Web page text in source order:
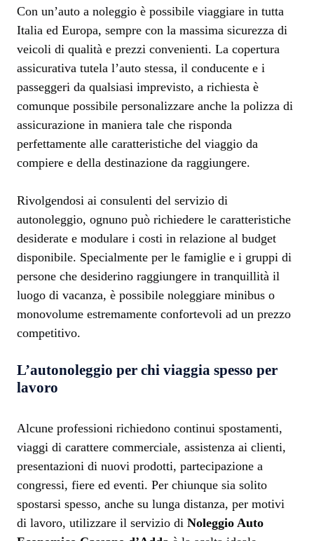
Con un’auto a noleggio è possibile viaggiare in tutta
Italia ed Europa, sempre con la massima sicurezza di
veicoli di qualità e prezzi convenienti. La copertura
assicurativa tutela l’auto stessa, il conducente e i
passeggeri da qualsiasi imprevisto, a richiesta è
comunque possibile personalizzare anche la polizza di
assicurazione in maniera tale che risponda
perfettamente alle caratteristiche del viaggio da
compiere e della destinazione da raggiungere.
Rivolgendosi ai consulenti del servizio di
autonoleggio, ognuno può richiedere le caratteristiche
desiderate e modulare i costi in relazione al budget
disponibile. Specialmente per le famiglie e i gruppi di
persone che desiderino raggiungere in tranquillità il
luogo di vacanza, è possibile noleggiare minibus o
monovolume estremamente confortevoli ad un prezzo
competitivo.
L’autonoleggio per chi viaggia spesso per
lavoro
Alcune professioni richiedono continui spostamenti,
viaggi di carattere commerciale, assistenza ai clienti,
presentazioni di nuovi prodotti, partecipazione a
congressi, fiere ed eventi. Per chiunque sia solito
spostarsi spesso, anche su lunga distanza, per motivi
di lavoro, utilizzare il servizio di Noleggio Auto